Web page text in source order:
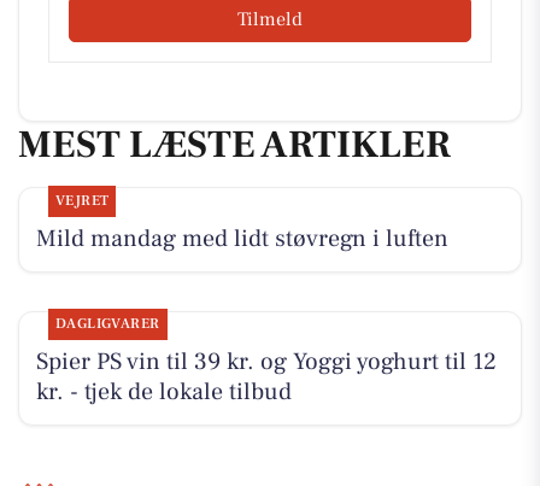
Tilmeld
MEST LÆSTE ARTIKLER
VEJRET
Mild mandag med lidt støvregn i luften
DAGLIGVARER
Spier PS vin til 39 kr. og Yoggi yoghurt til 12
kr. - tjek de lokale tilbud